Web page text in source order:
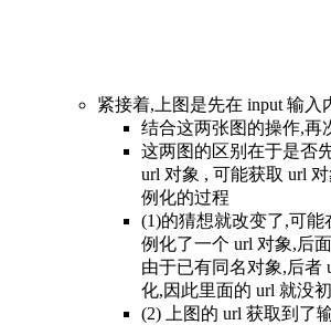
紧接着,上图是先在 input 输入
结合这两张图的操作,再
这两图的区别在于是否
url 对象 , 可能获取 url
例化的过程
(1)的猜想就改变了,可能
例化了一个 url 对象,后
由于已有同名对象,后者
化,因此里面的 url 就没
(2) 上图的 url 获取到了